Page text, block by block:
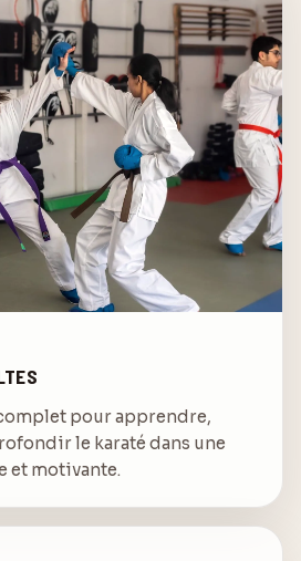
pour apprendre,
le karaté dans une
et motivante.